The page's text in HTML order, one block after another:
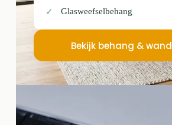
Glasweefselbehang
Bekijk behang & wand